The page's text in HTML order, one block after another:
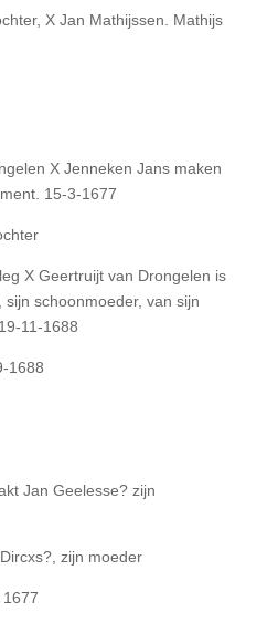
X Jan Mathijssen. Mathijs
X Jenneken Jans maken
15-3-1677
X Geertruijt van Drongelen is
schoonmoeder, van sijn
11-1688
1688
Jan Geelesse? zijn
zijn moeder